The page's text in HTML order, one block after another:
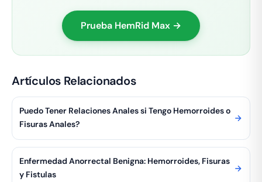
Prueba HemRid Max →
Artículos Relacionados
Puedo Tener Relaciones Anales si Tengo Hemorroides o
Fisuras Anales?
Enfermedad Anorrectal Benigna: Hemorroides, Fisuras
y Fistulas